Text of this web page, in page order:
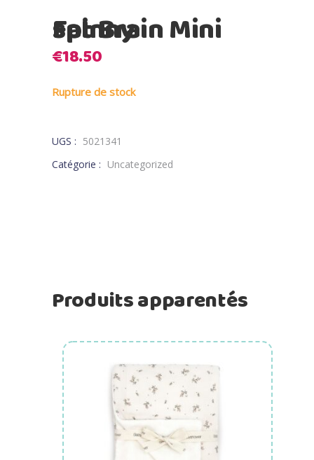
Fat Brain Mini spinny
€18.50
Rupture de stock
UGS : 5021341
Catégorie : Uncategorized
Produits apparentés
Ajouter au panier